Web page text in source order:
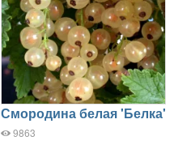
Смородина белая 'Белка'
9863